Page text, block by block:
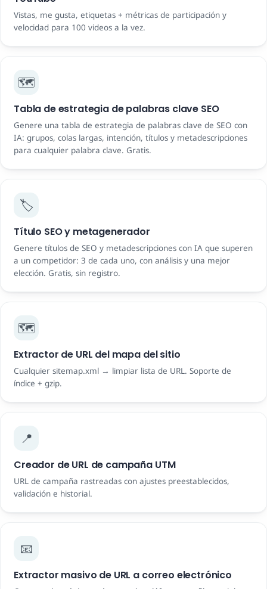
Vistas, me gusta, etiquetas + métricas de participación y
velocidad para 100 videos a la vez.
🗺️
Tabla de estrategia de palabras clave SEO
Genere una tabla de estrategia de palabras clave de SEO con
IA: grupos, colas largas, intención, títulos y metadescripciones
para cualquier palabra clave. Gratis.
🏷️
Título SEO y metagenerador
Genere títulos de SEO y metadescripciones con IA que superen
a un competidor: 3 de cada uno, con análisis y una mejor
elección. Gratis, sin registro.
🗺️
Extractor de URL del mapa del sitio
Cualquier sitemap.xml → limpiar lista de URL. Soporte de
índice + gzip.
📍
Creador de URL de campaña UTM
URL de campaña rastreadas con ajustes preestablecidos,
validación e historial.
📧
Extractor masivo de URL a correo electrónico